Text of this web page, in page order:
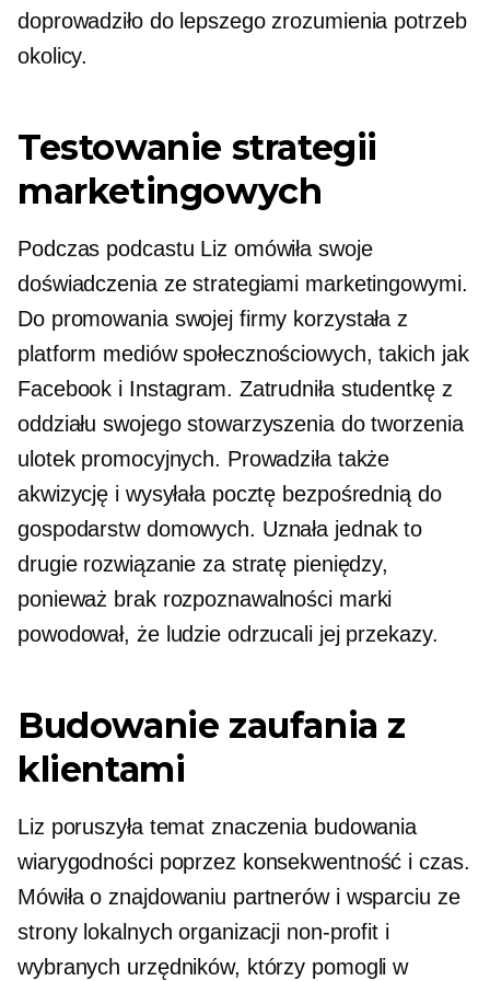
doprowadziło do lepszego zrozumienia potrzeb
okolicy.
Testowanie strategii
marketingowych
Podczas podcastu Liz omówiła swoje
doświadczenia ze strategiami marketingowymi.
Do promowania swojej firmy korzystała z
platform mediów społecznościowych, takich jak
Facebook i Instagram. Zatrudniła studentkę z
oddziału swojego stowarzyszenia do tworzenia
ulotek promocyjnych. Prowadziła także
akwizycję i wysyłała pocztę bezpośrednią do
gospodarstw domowych. Uznała jednak to
drugie rozwiązanie za stratę pieniędzy,
ponieważ brak rozpoznawalności marki
powodował, że ludzie odrzucali jej przekazy.
Budowanie zaufania z
klientami
Liz poruszyła temat znaczenia budowania
wiarygodności poprzez konsekwentność i czas.
Mówiła o znajdowaniu partnerów i wsparciu ze
strony lokalnych organizacji non-profit i
wybranych urzędników, którzy pomogli w